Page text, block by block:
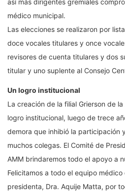
médico municipal.
Las elecciones se realizaron por
doce vocales titulares y once
revisores de cuenta titulares y dos
titular y uno suplente al Consejo
Un logro institucional
La creación de la filial Grierson de
logro institucional, luego de trece
demora que inhibió la participación
muchos colegas. El Comité de
AMM brindaremos todo el apoyo a
Felicitamos a todo el equipo
presidenta, Dra. Aquije Matta, por